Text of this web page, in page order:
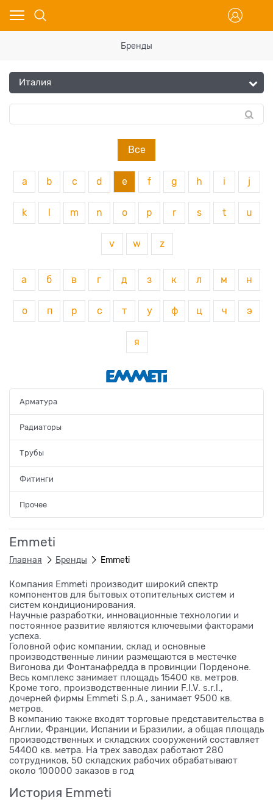
Бренды
Все
a b c d e f g h i j
k m n o p r s t u
v w z
а б в г д з к л м н
о п р с т у ф ц ч э
я
Арматура
Радиаторы
Трубы
Фитинги
Прочее
Emmeti
Главная Бренды Emmeti
Компания Emmeti производит широкий спектр
компонентов для бытовых отопительных систем и
систем кондиционирования.
Научные разработки, инновационные технологии и
постоянное развитие являются ключевыми факторами
успеха.
Головной офис компании, склад и основные
производственные линии размещаются в местечке
Вигонова ди Фонтанафредда в провинции Порденоне.
Весь комплекс занимает площадь 15400 кв. метров.
Кроме того, производственные линии F.I.V. s.r.l.,
дочерней фирмы Emmeti S.p.A., занимает 9500 кв.
метров.
В компанию также входят торговые представительства в
Англии, Франции, Испании и Бразилии, а общая площадь
производственных и складских сооружений составляет
54400 кв. метра. На трех заводах работают 280
сотрудников, 50 складских рабочих обрабатывают
около 100000 заказов в год
История Emmeti